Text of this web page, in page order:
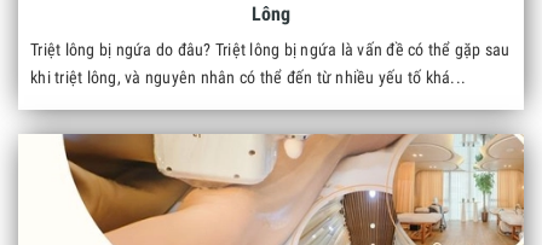
Lông
Triệt lông bị ngứa do đâu? Triệt lông bị ngứa là vấn đề có thể gặp sau
khi triệt lông, và nguyên nhân có thể đến từ nhiều yếu tố khá...